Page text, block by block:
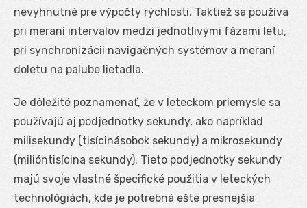
nevyhnutné pre výpočty rýchlosti. Taktiež sa používa
pri meraní intervalov medzi jednotlivými fázami letu,
pri synchronizácii navigačných systémov a meraní
doletu na palube lietadla.
Je dôležité poznamenať, že v leteckom priemysle sa
používajú aj podjednotky sekundy, ako napríklad
milisekundy (tisícinásobok sekundy) a mikrosekundy
(milióntisícina sekundy). Tieto podjednotky sekundy
majú svoje vlastné špecifické použitia v leteckých
technológiách, kde je potrebná ešte presnejšia